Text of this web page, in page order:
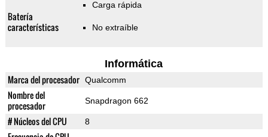
Batería
características
Carga rápida
No extraíble
Informática
Marca del procesador Qualcomm
Nombre del
procesador
Snapdragon 662
# Núcleos del CPU 8